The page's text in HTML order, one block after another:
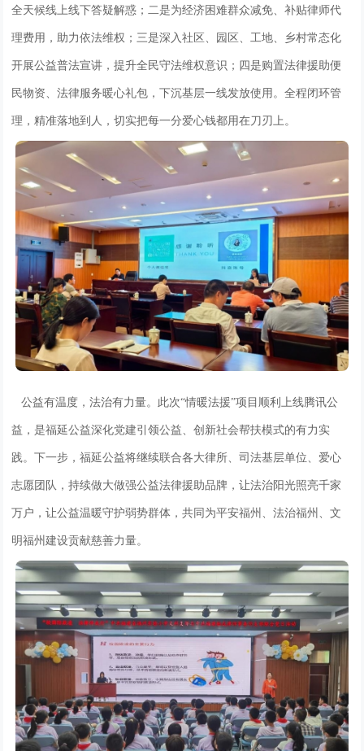
全天候线上线下答疑解惑；二是为经济困难群众减免、补贴律师代
理费用，助力依法维权；三是深入社区、园区、工地、乡村常态化
开展公益普法宣讲，提升全民守法维权意识；四是购置法律援助便
民物资、法律服务暖心礼包，下沉基层一线发放使用。全程闭环管
理，精准落地到人，切实把每一分爱心钱都用在刀刃上。
公益有温度，法治有力量。此次“情暖法援”项目顺利上线腾讯公
益，是福延公益深化党建引领公益、创新社会帮扶模式的有力实
践。下一步，福延公益将继续联合各大律所、司法基层单位、爱心
志愿团队，持续做大做强公益法律援助品牌，让法治阳光照亮千家
万户，让公益温暖守护弱势群体，共同为平安福州、法治福州、文
明福州建设贡献慈善力量。